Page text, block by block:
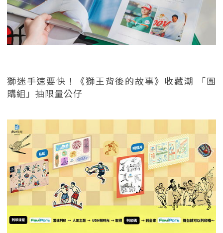
獅迷手速要快！《獅王背後的故事》收藏潮 「團
購組」抽限量公仔